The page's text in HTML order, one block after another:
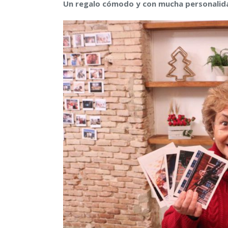
Un regalo cómodo y con mucha